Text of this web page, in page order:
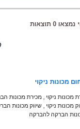
0 תוצאות
מכונות ניקוי
מכונות ניקוי , מכירת מכונות
מכונות ניקוי , שיווק מכונות
מכונות הברקה להברקה